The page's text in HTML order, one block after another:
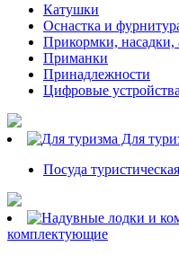
Катушки
Оснастка и
Прикормки, насадки,
Приманки
Принадлежности
Цифровые
Для
Посуда туристическая
комплектующие